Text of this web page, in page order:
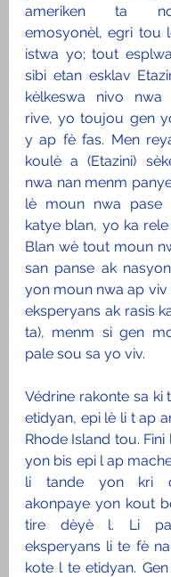
ameriken ta
emosyonèl, egri tou
istwa yo; tout
sibi etan esklav
kèlkeswa nivo nwa
rive, yo toujou gen
y ap fè fas. Men
koulè a (Etazini)
nwa nan menm
lè moun nwa pase
katye blan, yo ka
Blan wè tout moun
san panse ak
yon moun nwa ap viv
eksperyans ak rasis
ta), menm si gen
pale sou sa yo viv.
Védrine rakonte sa ki
etidyan, epi lè li t ap
Rhode Island tou.
yon bis epi l ap
li tande yon kri
akonpaye yon kout
tire dèyè l. Li
eksperyans li te fè
kote l te etidyan.